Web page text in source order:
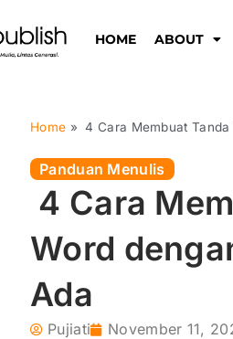
HOME ABOUT
Home » 4 Cara Membuat
Panduan Menulis
4 Cara
Word
Ada
Pujiati November 11,